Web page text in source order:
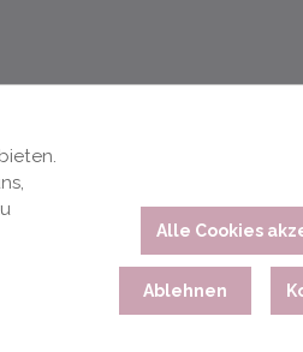
Alle Cookies
Ablehnen